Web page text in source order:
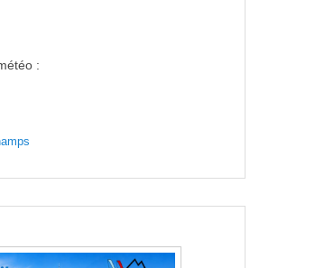
: